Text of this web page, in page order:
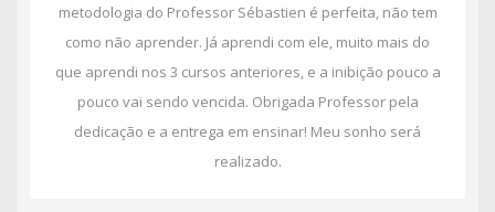
metodologia do Professor Sébastien é perfeita, não tem
como não aprender. Já aprendi com ele, muito mais do
que aprendi nos 3 cursos anteriores, e a inibição pouco a
pouco vai sendo vencida. Obrigada Professor pela
dedicação e a entrega em ensinar! Meu sonho será
realizado.